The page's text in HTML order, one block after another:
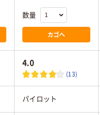
数量
カゴへ
4.0
(13)
パイロット